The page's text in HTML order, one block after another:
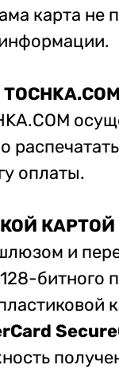
карта не
оплаты.
КАРТОЙ
и
битного